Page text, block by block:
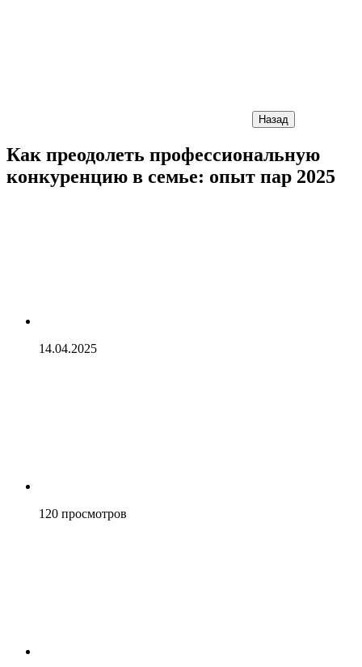
Назад
Как преодолеть профессиональную
конкуренцию в семье: опыт пар 2025
14.04.2025
120 просмотров